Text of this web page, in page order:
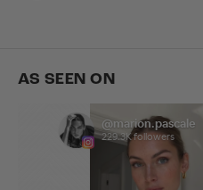
AS SEEN ON
@marion.pascale
229.3K followers